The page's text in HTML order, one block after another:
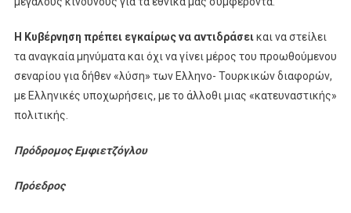
Η Κυβέρνηση πρέπει εγκαίρως να αντιδράσεικαι να στείλει
τα αναγκαία μηνύματα και όχι να γίνει μέρος του προωθούμενου
σεναρίου για δήθεν «λύση» των Ελληνο- Τουρκικών διαφορών,
με Ελληνικές υποχωρήσεις, με το άλλοθι μιας «κατευναστικής»
πολιτικής.
Πρόδρομος Εμφιετζόγλου
Πρόεδρος